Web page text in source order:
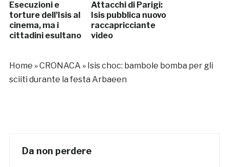
Esecuzioni e
torture dell’Isis al
cinema, ma i
cittadini esultano
Attacchi di Parigi:
Isis pubblica nuovo
raccapricciante
video
Home »CRONACA » Isis choc: bambole bomba per gli
sciiti durante la festa Arbaeen
Da non perdere